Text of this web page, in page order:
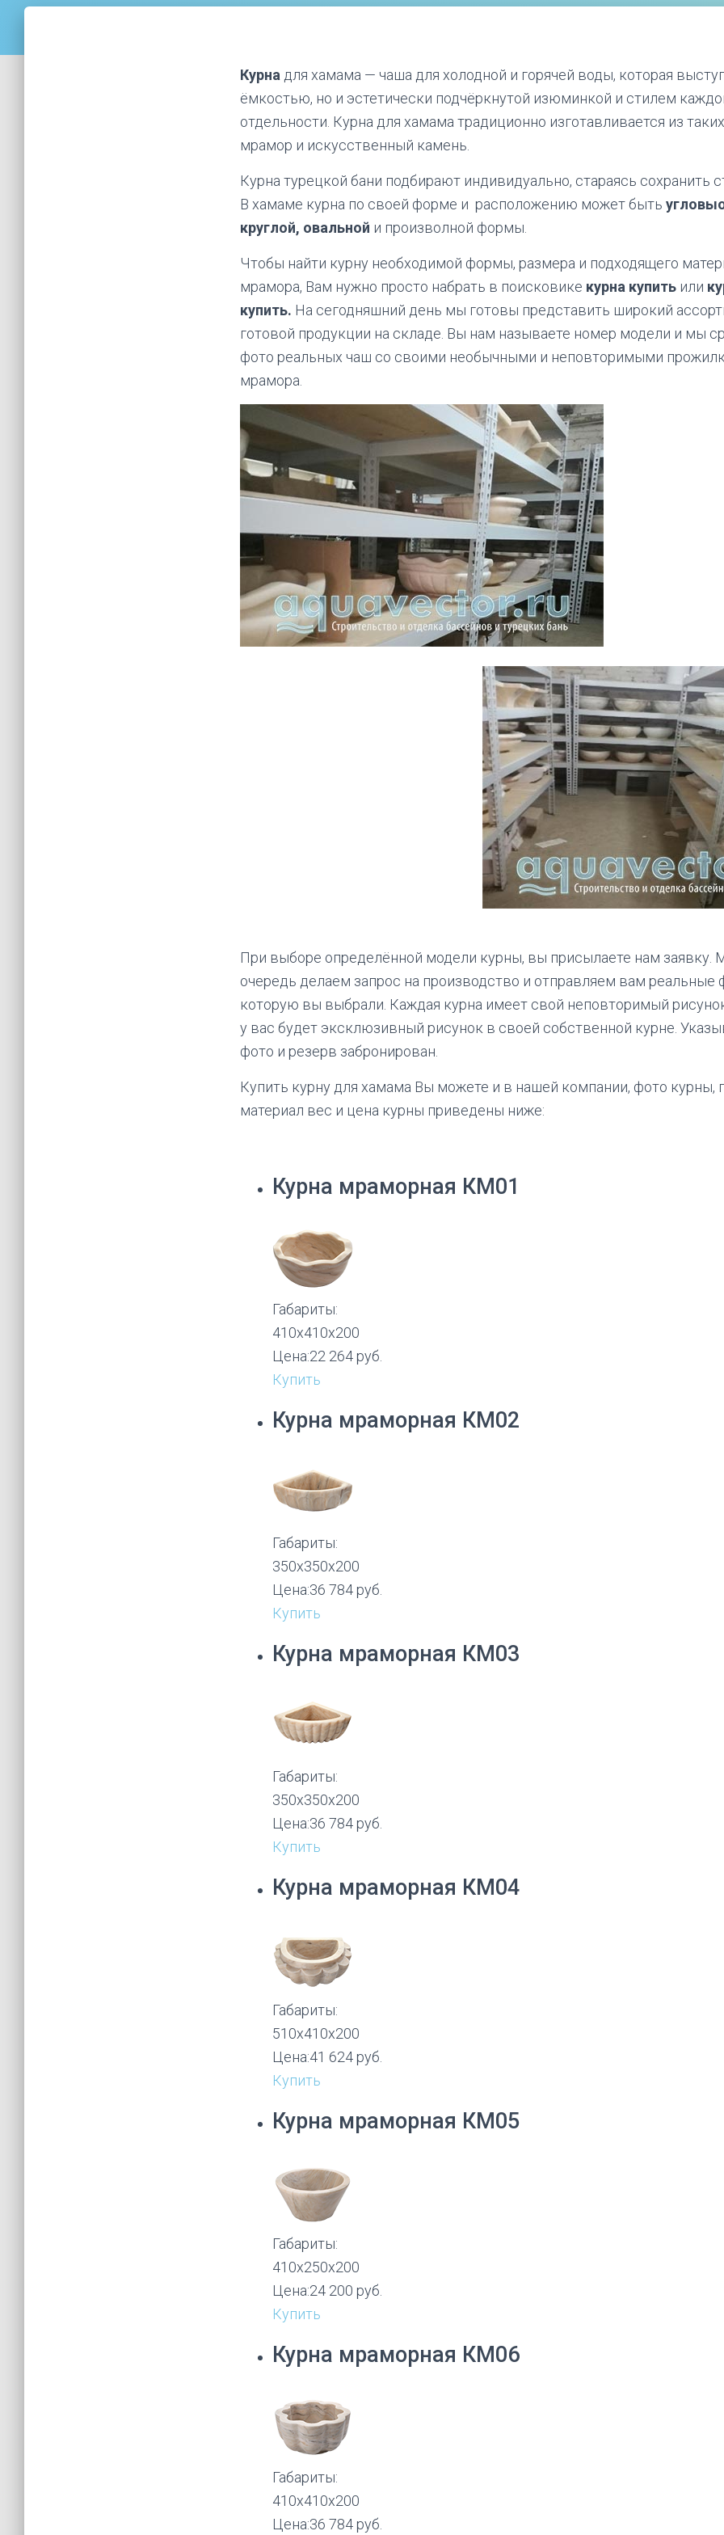
Курна для хамама — чашa для холодной и горячей воды, которая
ёмкостью, но и эстетически подчёркнутой изюминкой и стилем
отдельности. Курна для хамама традиционно изготавливается из
мрамор и искусственный камень.
Курна турецкой бани подбирают индивидуально, стараясь сохранить
В хамаме курна по своей форме и расположению может быть
круглой, овальной и произволной формы.
Чтобы найти курну необходимой формы, размера и подходящего
мрамора, Вам нужно просто набрать в поисковике курна купить или
купить. На сегодняшний день мы готовы представить широкий
готовой продукции на складе. Вы нам называете номер модели и мы
фото реальных чаш со своими необычными и неповторимыми
мрамора.
При выборе определённой модели курны, вы присылаете нам
очередь делаем запрос на производство и отправляем вам реальные
которую вы выбрали. Каждая курна имеет свой неповторимый
у вас будет эксклюзивный рисунок в своей собственной курне.
фото и резерв забронирован.
Купить курну для хамама Вы можете и в нашей компании, фото курны,
материал вес и цена курны приведены ниже:
Курна мраморная КМ01
Габариты:
410х410х200
Цена:22 264 руб.
Купить
Курна мраморная КМ02
Габариты:
350х350х200
Цена:36 784 руб.
Купить
Курна мраморная КМ03
Габариты:
350х350х200
Цена:36 784 руб.
Купить
Курна мраморная КМ04
Габариты:
510х410х200
Цена:41 624 руб.
Купить
Курна мраморная КМ05
Габариты:
410х250х200
Цена:24 200 руб.
Купить
Курна мраморная КМ06
Габариты:
410х410х200
Цена:36 784 руб.